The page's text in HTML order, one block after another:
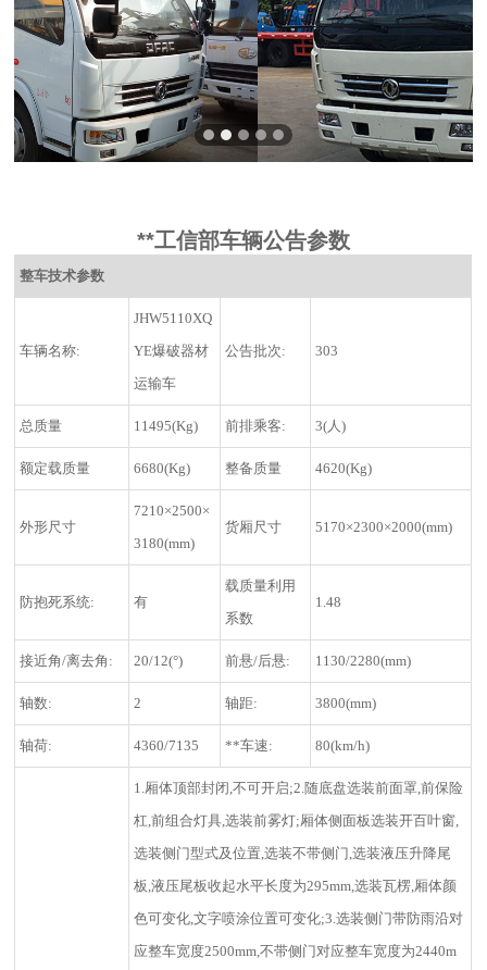
**工信部车辆公告参数
整车技术参数
车辆名称:
JHW5110XQ
YE爆破器材
运输车
公告批次: 303
总质量 11495(Kg) 前排乘客: 3(人)
额定载质量 6680(Kg) 整备质量 4620(Kg)
外形尺寸
7210×2500×
3180(mm)
货厢尺寸 5170×2300×2000(mm)
防抱死系统: 有
载质量利用
系数
1.48
接近角/离去角: 20/12(°) 前悬/后悬: 1130/2280(mm)
轴数: 2 轴距: 3800(mm)
轴荷: 4360/7135 **车速: 80(km/h)
1.厢体顶部封闭,不可开启;2.随底盘选装前面罩,前保险
杠,前组合灯具,选装前雾灯;厢体侧面板选装开百叶窗,
选装侧门型式及位置,选装不带侧门,选装液压升降尾
板,液压尾板收起水平长度为295mm,选装瓦楞,厢体颜
色可变化,文字喷涂位置可变化;3.选装侧门带防雨沿对
应整车宽度2500mm,不带侧门对应整车宽度为2440m